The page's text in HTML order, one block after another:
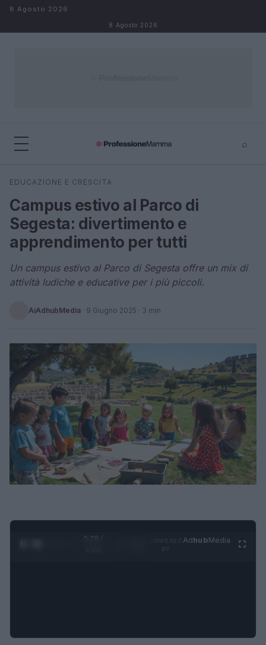
Salta al contenuto
8 Agosto 2026
8 Agosto 2026
⌕
Cerca
EDUCAZIONE E CRESCITA
Campus estivo al Parco di
Segesta: divertimento e
apprendimento per tutti
Un campus estivo al Parco di Segesta offre un mix di
attività ludiche e educative per i più piccoli.
AiAdhubMedia · 9 Giugno 2025 · 3 min
0:29 /
AdhubMedia